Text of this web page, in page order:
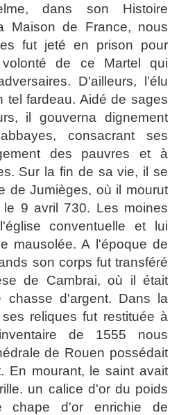
dans son Histoire
Maison de France, nous
fut jeté en prison pour
de ce Martel qui
D'ailleurs, l’élu
tel fardeau. Aidé de sages
il gouverna dignement
consacrant ses
des pauvres et à
Sur la fin de sa vie, il se
de Jumièges, où il mourut
le 9 avril 730. Les moines
conventuelle et lui
mausolée. A l'époque de
son corps fut transféré
de Cambrai, où il était
chasse d'argent. Dans la
reliques fut restituée à
de 1555 nous
de Rouen possédait
En mourant, le saint avait
un calice d'or du poids
chape d'or enrichie de